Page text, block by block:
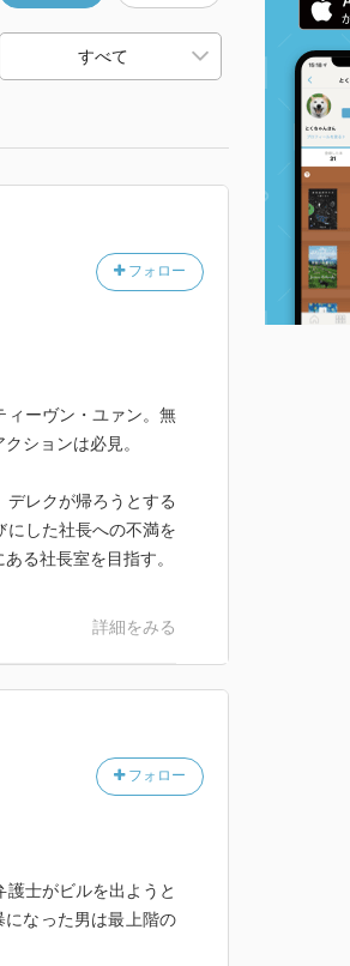
フォロー
ィーヴン・ユァン。無
ションは必見。
レクが帰ろうとする
にした社長への不満を
る社長室を目指す。
詳細をみる
フォロー
士がビルを出ようと
なった男は最上階の